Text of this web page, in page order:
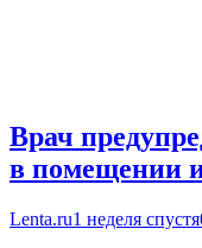
Врач
в помещении
Lenta.ru1 неделя спустя